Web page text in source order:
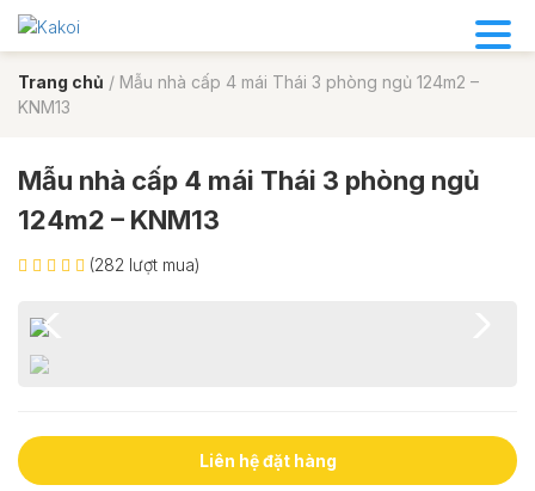
Trang chủ / Mẫu nhà cấp 4 mái Thái 3 phòng ngủ 124m2 –
KNM13
Mẫu nhà cấp 4 mái Thái 3 phòng ngủ
124m2 – KNM13
(282 lượt mua)
Liên hệ đặt hàng